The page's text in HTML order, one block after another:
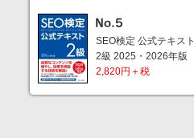
SEO検定 公式テキスト
2級 2025・2026年版
2,820円＋税